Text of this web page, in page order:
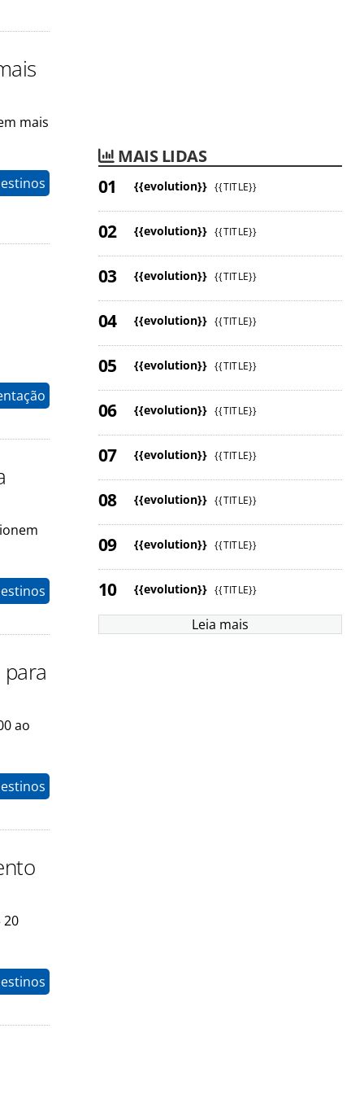
mais
ao
20
MAIS LIDAS
{{evolution}} {{TITLE}}
{{evolution}} {{TITLE}}
{{evolution}} {{TITLE}}
{{evolution}} {{TITLE}}
{{evolution}} {{TITLE}}
{{evolution}} {{TITLE}}
{{evolution}} {{TITLE}}
{{evolution}} {{TITLE}}
{{evolution}} {{TITLE}}
{{evolution}} {{TITLE}}
Leia mais